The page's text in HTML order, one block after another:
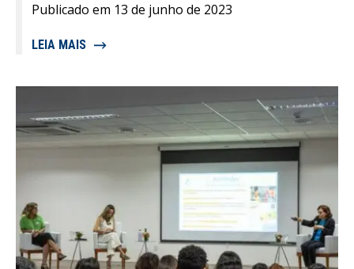
Publicado em 13 de junho de 2023
LEIA MAIS